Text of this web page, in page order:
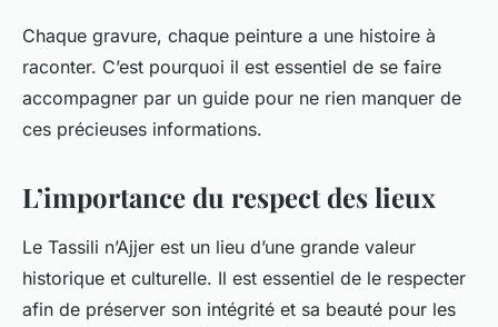
Chaque gravure, chaque peinture a une histoire à
raconter. C’est pourquoi il est essentiel de se faire
accompagner par un guide pour ne rien manquer de
ces précieuses informations.
L’importance du respect des lieux
Le Tassili n’Ajjer est un lieu d’une grande valeur
historique et culturelle. Il est essentiel de le respecter
afin de préserver son intégrité et sa beauté pour les